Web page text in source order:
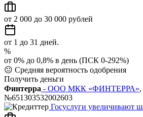
от 2 000 до 30 000 рублей
от 1 до 31 дней.
%
от 0% до 0,8% в день (ПСК 0-292%)
😐 Средняя вероятность одобрения
Получить деньги
Финтерра - ООО МКК «ФИНТЕРРА»
№651303532002603
Госуслуги увеличивают